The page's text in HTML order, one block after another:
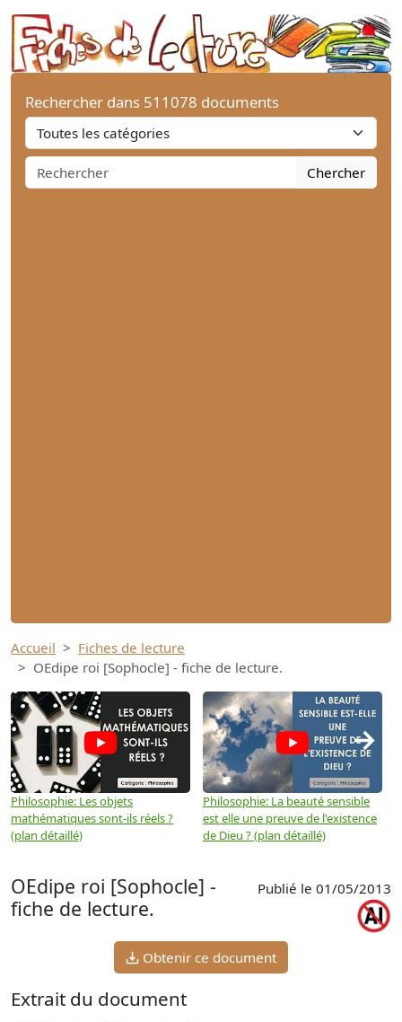
Rechercher dans 511078 documents
Chercher
Accueil
Fiches de lecture
OEdipe roi [Sophocle] - fiche de lecture.
Philosophie: Les objets
mathématiques sont-ils réels ?
(plan détaillé)
Philosophie: La beauté sensible
est elle une preuve de l'existence
de Dieu ? (plan détaillé)
→
OEdipe roi [Sophocle] -
fiche de lecture.
Publié le 01/05/2013
Obtenir ce document
Extrait du document